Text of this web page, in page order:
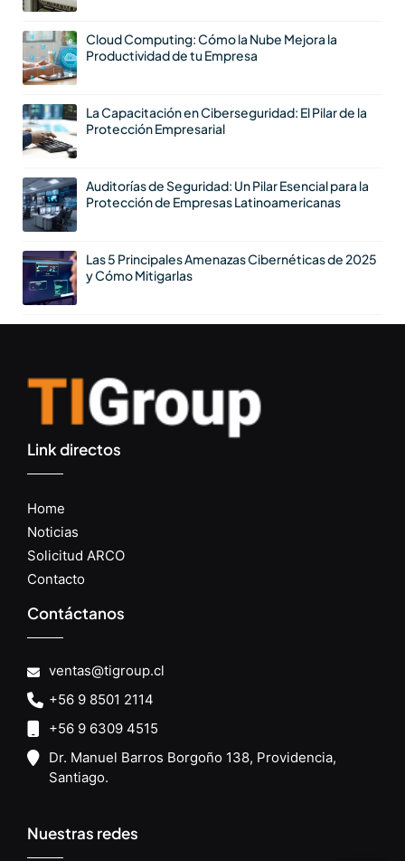
Cloud Computing: Cómo la Nube Mejora la
Productividad de tu Empresa
La Capacitación en Ciberseguridad: El Pilar de la
Protección Empresarial
Auditorías de Seguridad: Un Pilar Esencial para la
Protección de Empresas Latinoamericanas
Las 5 Principales Amenazas Cibernéticas de 2025
y Cómo Mitigarlas
Link directos
Home
Noticias
Solicitud ARCO
Contacto
Contáctanos
ventas@tigroup.cl
+56 9 8501 2114
+56 9 6309 4515
Dr. Manuel Barros Borgoño 138, Providencia,
Santiago.
Nuestras redes